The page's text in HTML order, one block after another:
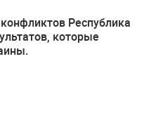
Республика
которые